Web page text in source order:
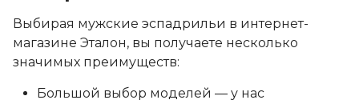
Выбирая мужские эспадрильи в интернет-
магазине Эталон, вы получаете несколько
значимых преимуществ:
Большой выбор моделей — у нас